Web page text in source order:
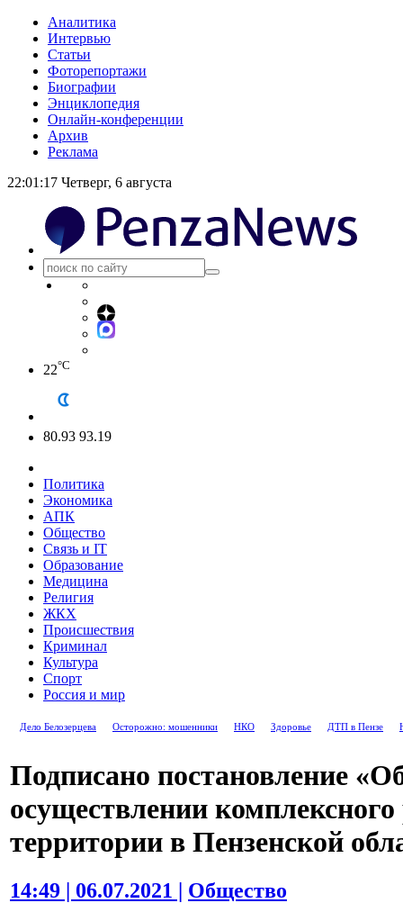
Аналитика
Интервью
Статьи
Фоторепортажи
Биографии
Энциклопедия
Онлайн-конференции
Архив
Реклама
22:01:17 Четверг, 6 августа
22°C
80.93 93.19
Политика
Экономика
АПК
Общество
Связь и IT
Образование
Медицина
Религия
ЖКХ
Происшествия
Криминал
Культура
Спорт
Россия и мир
Дело Белозерцева Осторожно: мошенники НКО Здоровье ДТП в Пензе
Подписано постановление
осуществлении комплексного
территории в Пензенской
14:49 | 06.07.2021 | Общество